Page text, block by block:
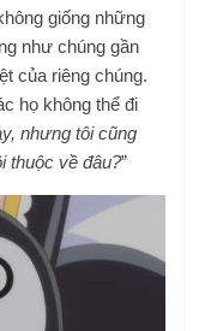
giống những
như chúng gần
của riêng chúng.
họ không thể đi
nhưng tôi cũng
thuộc về đâu?”